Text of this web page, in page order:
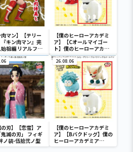
肉マン】【テリー
キン肉マン』完
祖編 リアルフィ
-テリーマン-
【僕のヒーローアカデミ
ア】【Cオールマイゴー
ト】僕のヒーローアカデ
ミア Fluffy Puffy～デク
シープ＆バクドッグ＆オ
ールマイゴート～
の刃】【恋雪】ア
滅の刃」 フィギ
ノ装-伍拾弐ノ型
26.08.06
【僕のヒーローアカデミ
ア】【Bバクドッグ】僕の
ヒーローアカデミア
Fluffy Puffy～デクシー